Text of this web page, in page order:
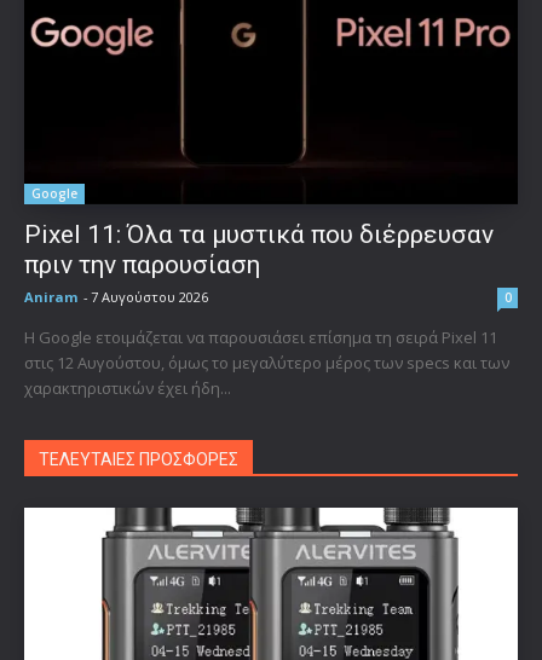
Google
Pixel 11: Όλα τα μυστικά που διέρρευσαν
πριν την παρουσίαση
Aniram - 7 Αυγούστου 2026 0
Η Google ετοιμάζεται να παρουσιάσει επίσημα τη σειρά Pixel 11
στις 12 Αυγούστου, όμως το μεγαλύτερο μέρος των specs και των
χαρακτηριστικών έχει ήδη...
ΤΕΛΕΥΤΑΙΕΣ ΠΡΟΣΦΟΡΕΣ